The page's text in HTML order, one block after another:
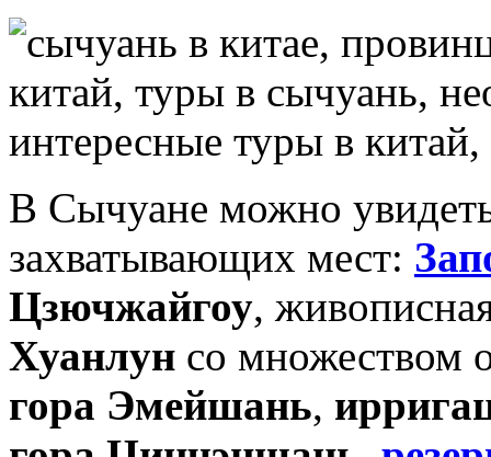
В Сычуане можно
захватывающих мест:
Цзючжайгоу,
Хуанлун со множеством
гора Эмейшань,